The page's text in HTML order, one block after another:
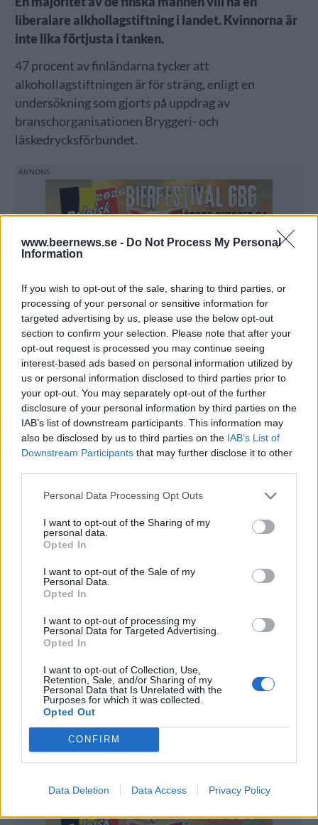
www.beernews.se - Do Not Process My Personal
Information
If you wish to opt-out of the sale, sharing to third parties, or
processing of your personal or sensitive information for
targeted advertising by us, please use the below opt-out
section to confirm your selection. Please note that after your
opt-out request is processed you may continue seeing
interest-based ads based on personal information utilized by
us or personal information disclosed to third parties prior to
your opt-out. You may separately opt-out of the further
disclosure of your personal information by third parties on the
IAB’s list of downstream participants. This information may
also be disclosed by us to third parties on the IAB’s List of
Downstream Participants that may further disclose it to other
Personal Data Processing Opt Outs
I want to opt-out of the Sharing of my
personal data.
Opted In
I want to opt-out of the Sale of my
Personal Data.
Opted In
I want to opt-out of processing my
Personal Data for Targeted Advertising.
Opted In
I want to opt-out of Collection, Use,
Retention, Sale, and/or Sharing of my
Personal Data that Is Unrelated with the
Purposes for which it was collected.
Opted Out
CONFIRM
Data Deletion Data Access Privacy Policy
liberalare alkhollagstiftning i landet. Kvinnorna är
inte lika förtjusta i tanken.
47 procent av finländarna tycker att
alkohollagstiftningen är för sträng, enligt en
undersökning som gjorts på uppdrag av
branschorganisationen Bryggeri- och
läskedrycksförbundet.
I samma undersökning framkommer att det bara är
10 procent som vill ha en strängare lagstiftning.
liberalisering. En majoritet, eller 58 procent, vill att
alkohollagstiftningen mildras. Bland kvinnorna är
det bara 35 procent som är av samma åsikt.
Gruppen 25-54 var mest positiva till en förändring.
Och det var bland Sannfinländarnas väljare som flest
Det finländarna helst vill se är att hemleverans av
milda alkoholdrycker tillåts.
– Det är mycket konstigt att det är tillåtet att
beställa alkohol från övriga EU-länder men inte av
finska företag, säger Bryggeri- och
läskedrycksindustriförbundets vd Tuula Loikkanen i
ett pressmeddelande,enligt Hufvudstadsbladet